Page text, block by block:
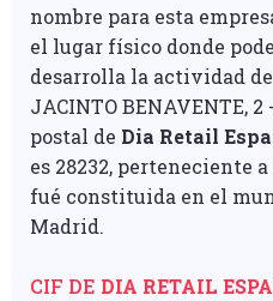
nombre para esta
el lugar físico donde
desarrolla la actividad de
JACINTO BENAVENTE,
postal de Dia Retail
es 28232, perteneciente
fué constituida en el
Madrid.
CIF DE DIA RETAIL